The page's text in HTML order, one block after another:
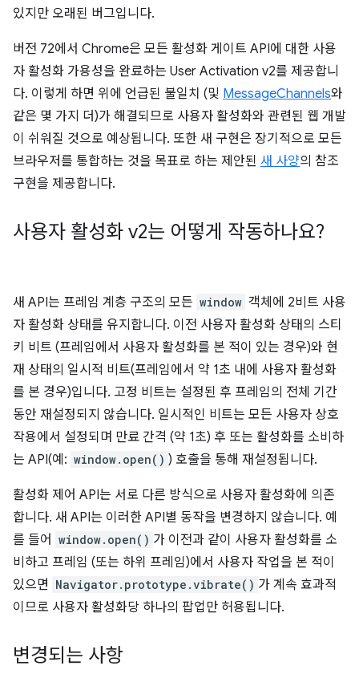
있지만 오래된 버그입니다.
버전 72에서 Chrome은 모든 활성화 게이트 API에 대한 사용
자 활성화 가용성을 완료하는 User Activation v2를 제공합니
다. 이렇게 하면 위에 언급된 불일치 (및 MessageChannels와
같은 몇 가지 더)가 해결되므로 사용자 활성화와 관련된 웹 개발
이 쉬워질 것으로 예상됩니다. 또한 새 구현은 장기적으로 모든
브라우저를 통합하는 것을 목표로 하는 제안된 새 사양의 참조
구현을 제공합니다.
사용자 활성화 v2는 어떻게 작동하나요?
새 API는 프레임 계층 구조의 모든 window 객체에 2비트 사용
자 활성화 상태를 유지합니다. 이전 사용자 활성화 상태의 스티
키 비트 (프레임에서 사용자 활성화를 본 적이 있는 경우)와 현
재 상태의 일시적 비트(프레임에서 약 1초 내에 사용자 활성화
를 본 경우)입니다. 고정 비트는 설정된 후 프레임의 전체 기간
동안 재설정되지 않습니다. 일시적인 비트는 모든 사용자 상호
작용에서 설정되며 만료 간격 (약 1초) 후 또는 활성화를 소비하
는 API(예: window.open() ) 호출을 통해 재설정됩니다.
활성화 제어 API는 서로 다른 방식으로 사용자 활성화에 의존
합니다. 새 API는 이러한 API별 동작을 변경하지 않습니다. 예
를 들어 window.open() 가 이전과 같이 사용자 활성화를 소
비하고 프레임 (또는 하위 프레임)에서 사용자 작업을 본 적이
있으면 Navigator.prototype.vibrate() 가 계속 효과적
이므로 사용자 활성화당 하나의 팝업만 허용됩니다.
변경되는 사항